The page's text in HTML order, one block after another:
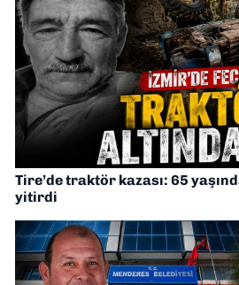
Tire’de traktör kazası: 65
yitirdi